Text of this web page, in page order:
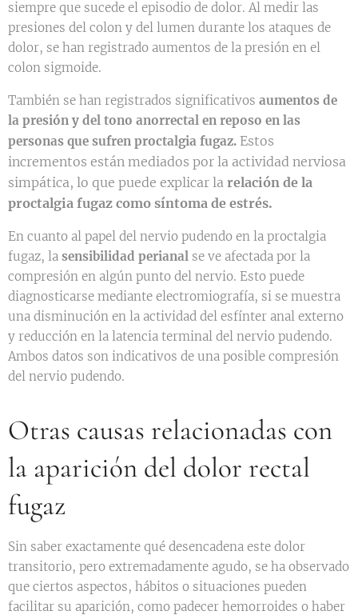
siempre que sucede el episodio de dolor. Al medir las
presiones del colon y del lumen durante los ataques de
dolor, se han registrado aumentos de la presión en el
colon sigmoide.
También se han registrados significativos aumentos de
la presión y del tono anorrectal en reposo en las
personas que sufren proctalgia fugaz. Estos
incrementos están mediados por la actividad nerviosa
simpática, lo que puede explicar la relación de la
proctalgia fugaz como síntoma de estrés.
En cuanto al papel del nervio pudendo en la proctalgia
fugaz, la sensibilidad perianal se ve afectada por la
compresión en algún punto del nervio. Esto puede
diagnosticarse mediante electromiografía, si se muestra
una disminución en la actividad del esfínter anal externo
y reducción en la latencia terminal del nervio pudendo.
Ambos datos son indicativos de una posible compresión
del nervio pudendo.
Otras causas relacionadas con
la aparición del dolor rectal
fugaz
Sin saber exactamente qué desencadena este dolor
transitorio, pero extremadamente agudo, se ha observado
que ciertos aspectos, hábitos o situaciones pueden
facilitar su aparición, como padecer hemorroides o haber